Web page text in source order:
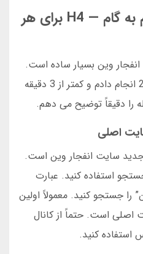
راهنمای ثبت نام (گام به گام — H4 برای هر
وین بسیار ساده است.
من این کار را در دسامبر 2024 انجام دادم و کمتر از 3 دقیقه
را دقیقاً توضیح می دهم.
اصلی
سایت انفجار وین است.
استفاده کنید. عبارت
را جستجو کنید. معمولاً اولین
اصلی است. حتماً از کانال
کنید.